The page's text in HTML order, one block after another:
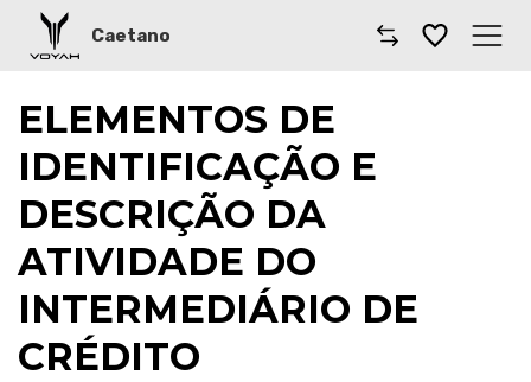
Caetano
Caetano
Comprar Voyah
Carros Voyah
Oficinas VOYAH
ELEMENTOS DE
IDENTIFICAÇÃO E
DESCRIÇÃO DA
ATIVIDADE DO
INTERMEDIÁRIO DE
CRÉDITO